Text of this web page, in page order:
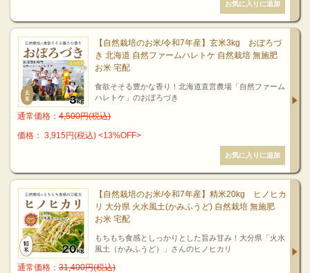
【自然栽培のお米/令和7年産】玄米3kg おぼろづ
き 北海道 自然ファームハレトケ 自然栽培 無施肥
お米 宅配
食欲そそる豊かな香り！北海道直営農場「自然ファーム
ハレトケ」のおぼろづき
通常価格： 4,500円(税込)
価格： 3,915円(税込) <13%OFF>
【自然栽培のお米/令和7年産】精米20kg ヒノヒカ
リ 大分県 火水風土(かみふうど) 自然栽培 無施肥
お米 宅配
もちもち食感としっかりとした旨み甘み！大分県「火水
風土（かみふうど）」さんのヒノヒカリ
通常価格： 31,400円(税込)